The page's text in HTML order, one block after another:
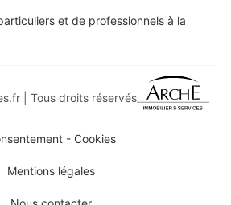
et de professionnels à la
| Tous droits réservés
- Cookies
Mentions légales